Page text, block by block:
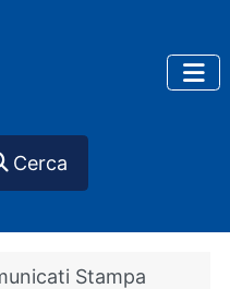
Cerca
Stampa